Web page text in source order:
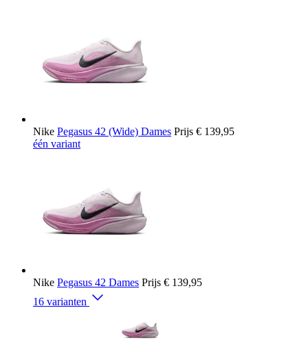
Nike Pegasus 42 (Wide) Dames Prijs € 139,95
één variant
Nike Pegasus 42 Dames Prijs € 139,95
16 varianten